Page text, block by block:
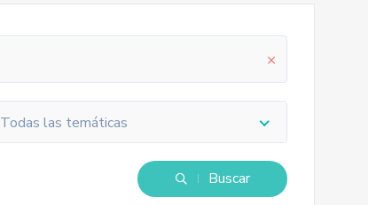
Todas las temáticas
Buscar